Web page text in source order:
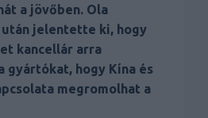
a jövőben. Ola
jelentette ki, hogy
kancellár arra
hogy Kína és
megromolhat a